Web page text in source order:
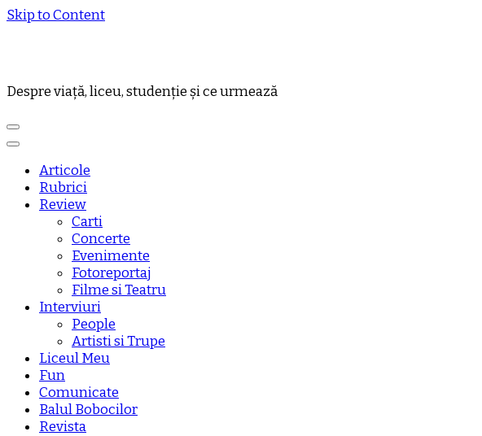
Skip to Content
Despre viață, liceu, studenție și ce urmează
Articole
Rubrici
Review
Carti
Concerte
Evenimente
Fotoreportaj
Filme si Teatru
Interviuri
People
Artisti si Trupe
Liceul Meu
Fun
Comunicate
Balul Bobocilor
Revista